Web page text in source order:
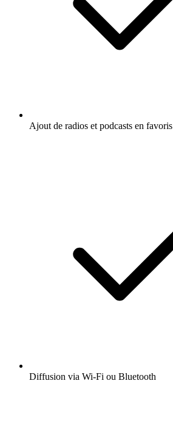
Ajout de radios et podcasts en favoris
Diffusion via Wi-Fi ou Bluetooth